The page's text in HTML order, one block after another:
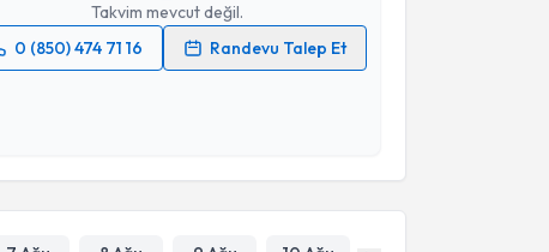
Takvim mevcut değil.
0 (850) 474 71 16
Randevu Talep Et
Takvim Talebini Gönder